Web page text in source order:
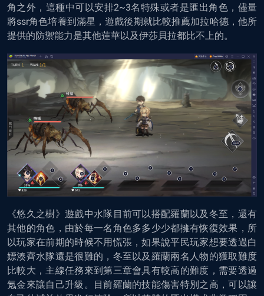
角之外，這種中可以安排2~3名特殊或者是匯出角色，儘量
將ssr角色培養到滿星，遊戲後期就比較推薦加拉哈德，他所
提供的防禦能力是其他蓮華以及伊莎貝拉都比不上的。
《悠久之樹》遊戲中水隊目前可以搭配羅蘭以及冬至，還有
其他的角色，由於每一名角色多多少少都擁有恢復效果，所
以玩家在前期的時候不用慌張，如果說平民玩家想要透過白
嫖湊齊水隊還是很難的，冬至以及羅蘭兩名人物的獲取難度
比較大，主線任務來到第三章會具有較高的難度，需要透過
氪金來讓自己升級。目前羅蘭的技能傷害特別之高，可以讓